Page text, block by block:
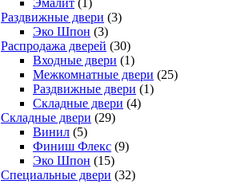
Раздвижные двери (3)
Эко Шпон (3)
Распродажа дверей (30)
Входные двери (1)
Межкомнатные двери (25)
Раздвижные двери (1)
Складные двери (4)
Складные двери (29)
Винил (5)
Финиш Флекс (9)
Эко Шпон (15)
Специальные двери (32)